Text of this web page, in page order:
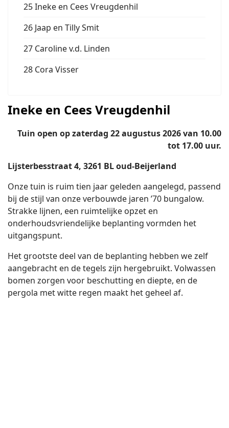
25 Ineke en Cees Vreugdenhil
26 Jaap en Tilly Smit
27 Caroline v.d. Linden
28 Cora Visser
Ineke en Cees Vreugdenhil
Tuin open op zaterdag 22 augustus 2026 van 10.00
tot 17.00 uur.
Lijsterbesstraat 4, 3261 BL oud-Beijerland
Onze tuin is ruim tien jaar geleden aangelegd, passend
bij de stijl van onze verbouwde jaren ’70 bungalow.
Strakke lijnen, een ruimtelijke opzet en
onderhoudsvriendelijke beplanting vormden het
uitgangspunt.
Het grootste deel van de beplanting hebben we zelf
aangebracht en de tegels zijn hergebruikt. Volwassen
bomen zorgen voor beschutting en diepte, en de
pergola met witte regen maakt het geheel af.